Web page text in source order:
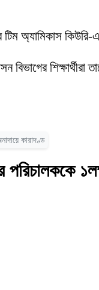
টিম অ্যামিকাস
শিক্ষার্থীরা
কারাদণ্ড